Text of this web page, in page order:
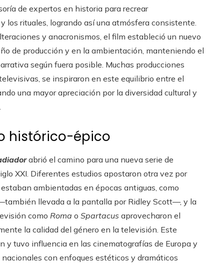
de expertos en historia para recrear
los rituales, logrando así una atmósfera consistente.
y anacronismos, el film estableció un nuevo
de producción y en la ambientación, manteniendo el
según fuera posible. Muchas producciones
se inspiraron en este equilibrio entre el
una mayor apreciación por la diversidad cultural y
histórico-épico
abrió el camino para una nueva serie de
XXI. Diferentes estudios apostaron otra vez por
ambientadas en épocas antiguas, como
llevada a la pantalla por Ridley Scott—, y la
como Roma o Spartacus aprovecharon el
la calidad del género en la televisión. Este
y tuvo influencia en las cinematografías de Europa y
con enfoques estéticos y dramáticos